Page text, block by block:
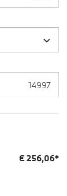
€256,06*